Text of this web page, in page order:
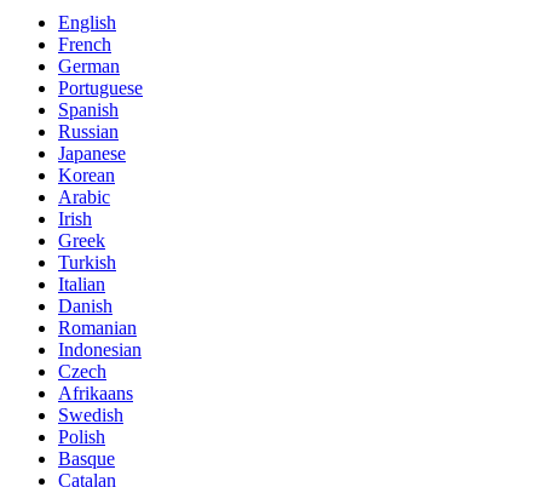
English
French
German
Portuguese
Spanish
Russian
Japanese
Korean
Arabic
Irish
Greek
Turkish
Italian
Danish
Romanian
Indonesian
Czech
Afrikaans
Swedish
Polish
Basque
Catalan